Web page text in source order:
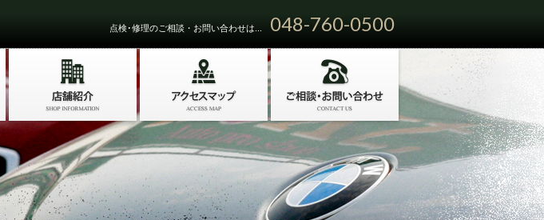
点検･修理のご相談・お問い合わせは... 048-760-0500